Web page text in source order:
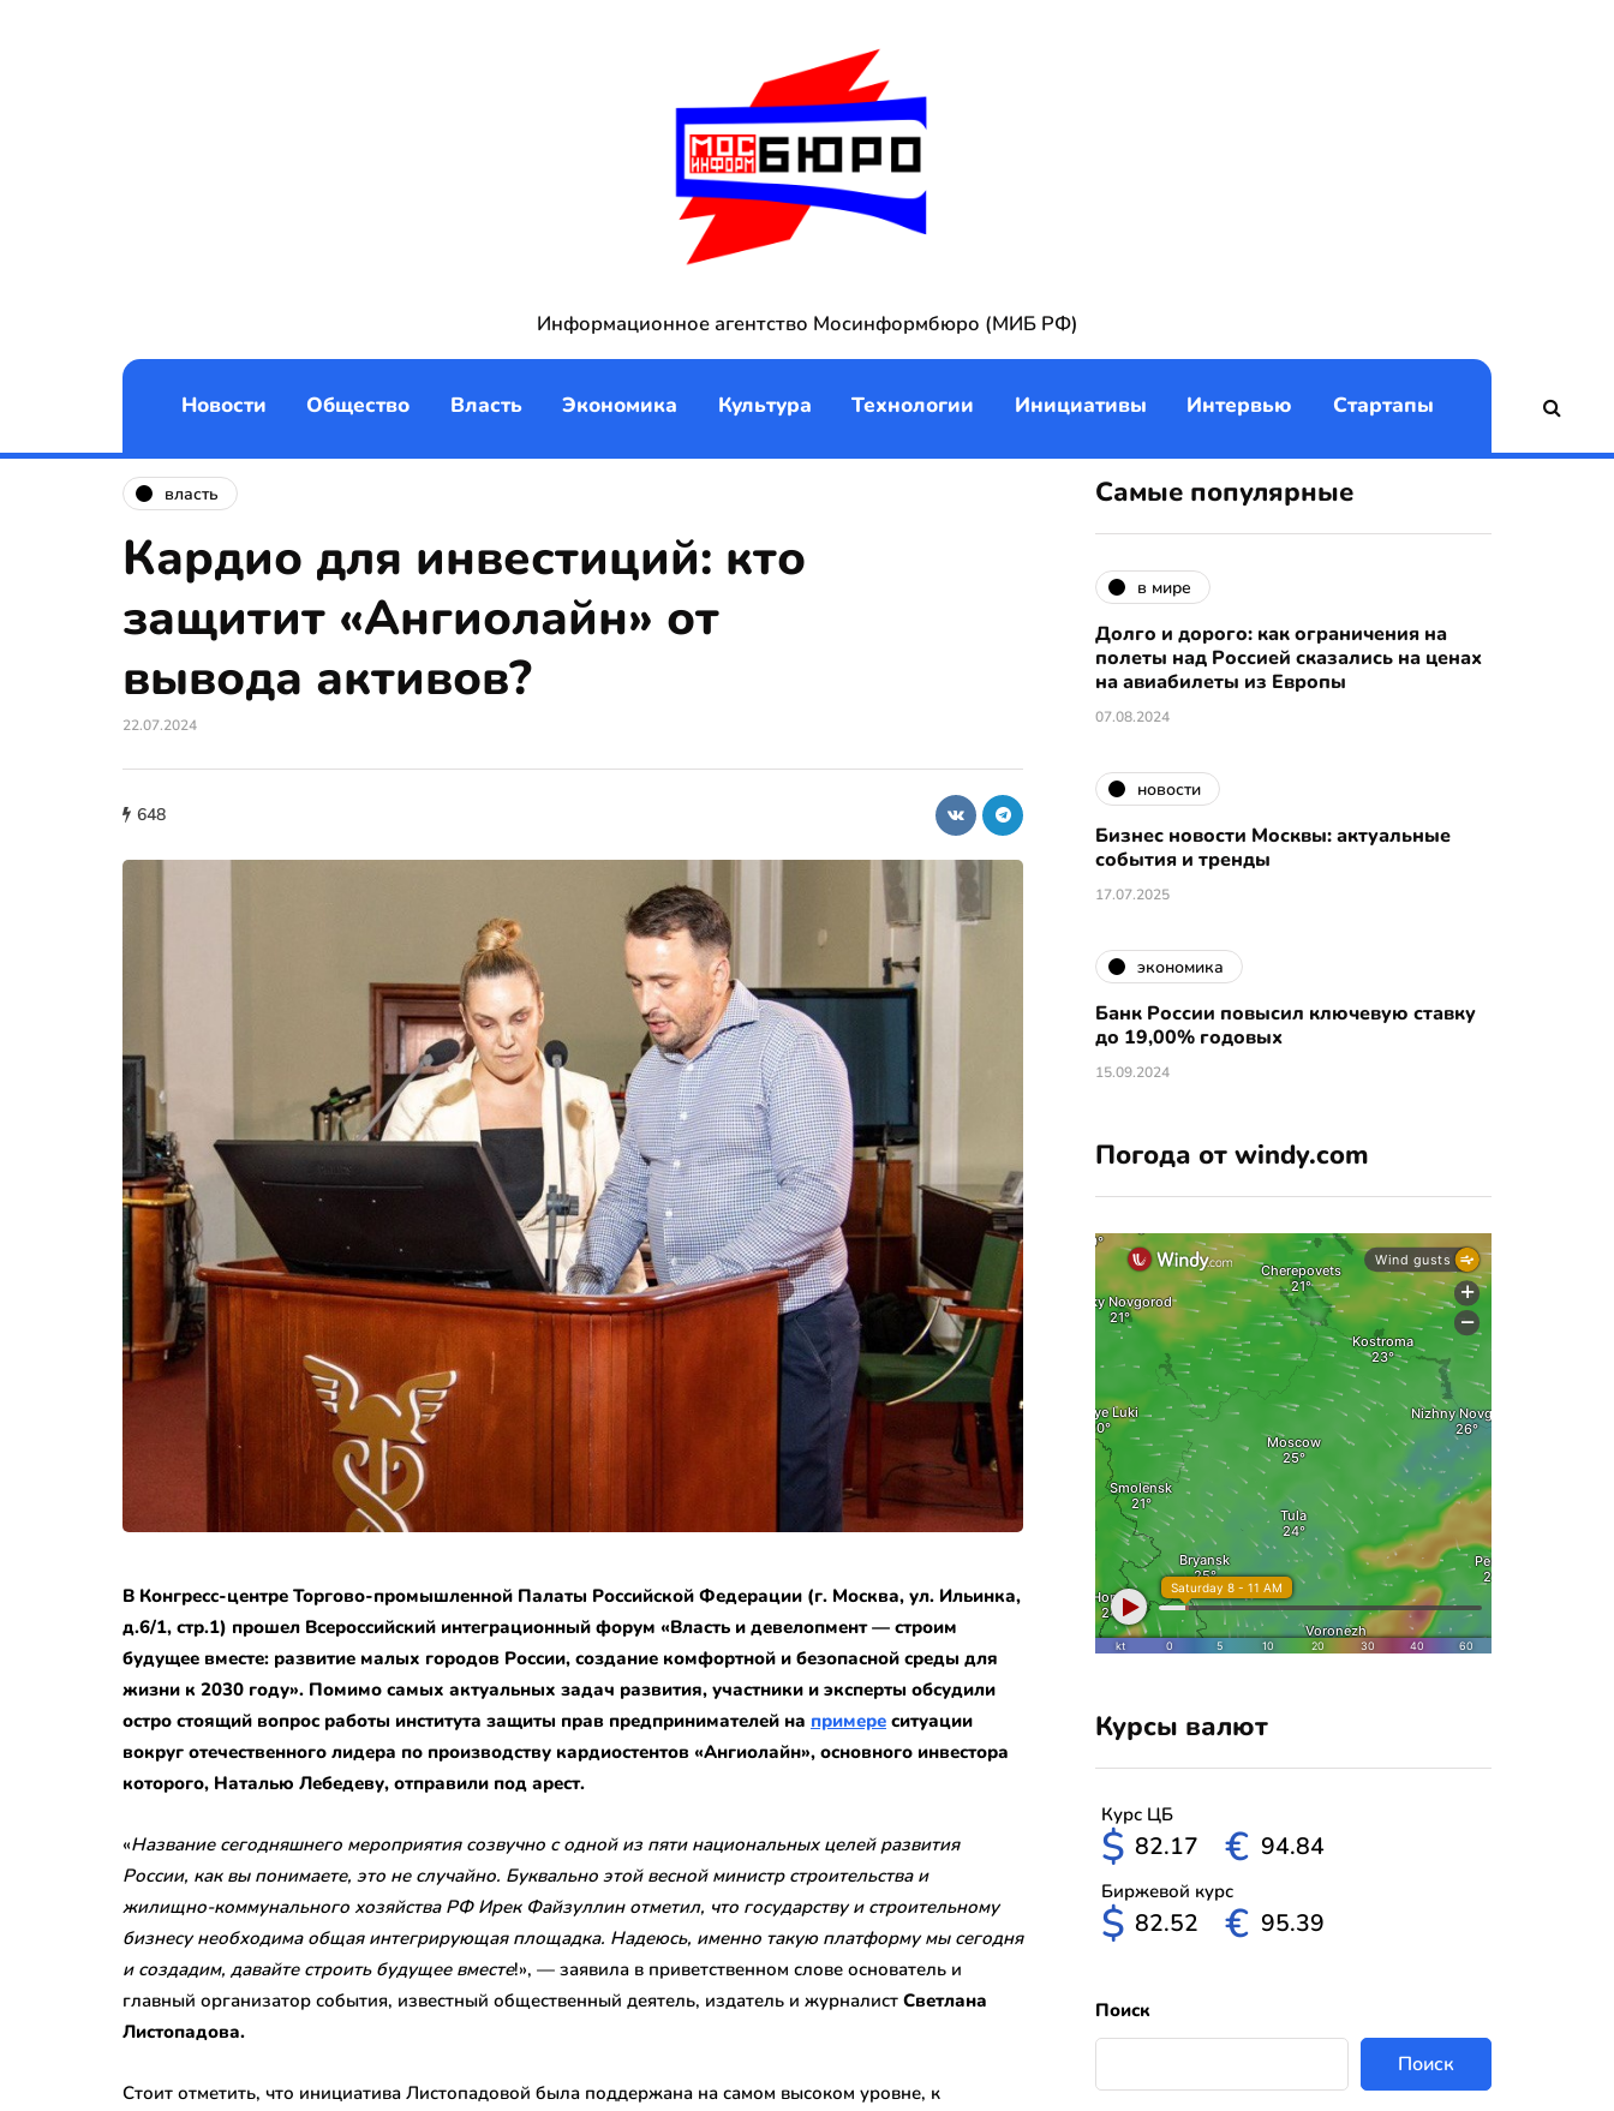
Информационное агентство Мосинформбюро (МИБ РФ)
Новости Общество Власть Экономика Культура Технологии Инициативы Интервью Стартапы
власть
Кардио для инвестиций: кто
защитит «Ангиолайн» от
вывода активов?
22.07.2024
648
В Конгресс-центре Торгово-промышленной Палаты Российской Федерации (г. Москва, ул. Ильинка,
д.6/1, стр.1) прошел Всероссийский интеграционный форум «Власть и девелопмент — строим
будущее вместе: развитие малых городов России, создание комфортной и безопасной среды для
жизни к 2030 году». Помимо самых актуальных задач развития, участники и эксперты обсудили
остро стоящий вопрос работы института защиты прав предпринимателей на примере ситуации
вокруг отечественного лидера по производству кардиостентов «Ангиолайн», основного инвестора
которого, Наталью Лебедеву, отправили под арест.
«Название сегодняшнего мероприятия созвучно с одной из пяти национальных целей развития
России, как вы понимаете, это не случайно. Буквально этой весной министр строительства и
жилищно-коммунального хозяйства РФ Ирек Файзуллин отметил, что государству и строительному
бизнесу необходима общая интегрирующая площадка. Надеюсь, именно такую платформу мы сегодня
и создадим, давайте строить будущее вместе!», — заявила в приветственном слове основатель и
главный организатор события, известный общественный деятель, издатель и журналист Светлана
Листопадова.
Стоит отметить, что инициатива Листопадовой была поддержана на самом высоком уровне, к
Самые популярные
в мире
Долго и дорого: как ограничения на
полеты над Россией сказались на ценах
на авиабилеты из Европы
07.08.2024
новости
Бизнес новости Москвы: актуальные
события и тренды
17.07.2025
экономика
Банк России повысил ключевую ставку
до 19,00% годовых
15.09.2024
Погода от windy.com
Курсы валют
Курс ЦБ
$ 82.17 € 94.84
Биржевой курс
$ 82.52 € 95.39
Поиск
Поиск